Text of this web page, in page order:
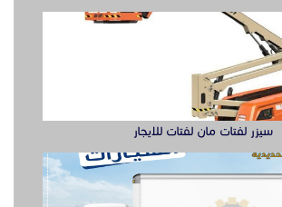
سيزر لفتات مان لفتات للايجار